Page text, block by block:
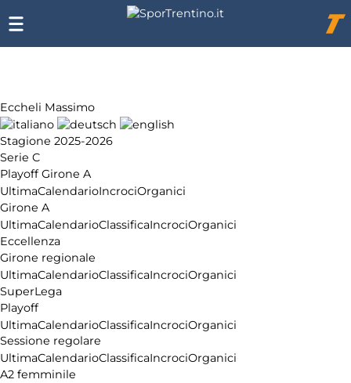
Eccheli Massimo
Stagione 2025-2026
Serie C
Playoff Girone A
UltimaCalendarioIncrociOrganici
Girone A
UltimaCalendarioClassificaIncrociOrganici
Eccellenza
Girone regionale
UltimaCalendarioClassificaIncrociOrganici
SuperLega
Playoff
UltimaCalendarioClassificaIncrociOrganici
Sessione regolare
UltimaCalendarioClassificaIncrociOrganici
A2 femminile
Chi
siamo
Affiliazione